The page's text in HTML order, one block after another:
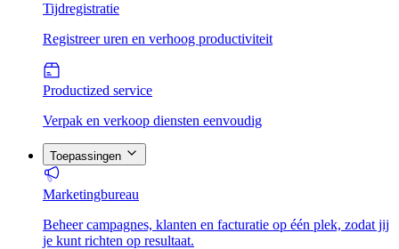
Tijdregistratie
Registreer uren en verhoog productiviteit
Productized service
Verpak en verkoop diensten eenvoudig
Toepassingen
Marketingbureau
Beheer campagnes, klanten en facturatie op één plek, zodat jij
je kunt richten op resultaat.